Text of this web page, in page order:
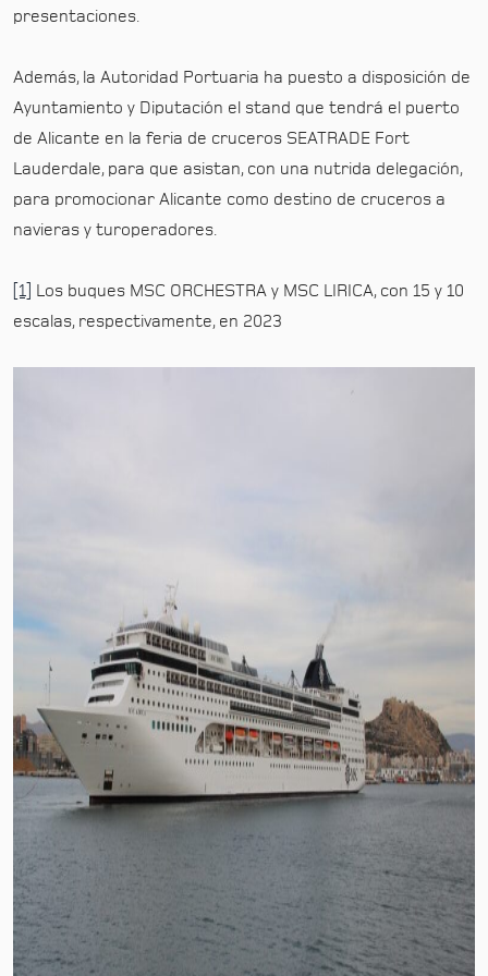
presentaciones.
Además, la Autoridad Portuaria ha puesto a disposición de
Ayuntamiento y Diputación el stand que tendrá el puerto
de Alicante en la feria de cruceros SEATRADE Fort
Lauderdale, para que asistan, con una nutrida delegación,
para promocionar Alicante como destino de cruceros a
navieras y turoperadores.
[1]
Los buques MSC ORCHESTRA y MSC LIRICA, con 15 y 10
escalas, respectivamente, en 2023